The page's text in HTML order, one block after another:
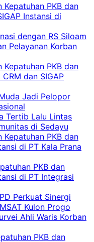
PKB dan
Instansi di
dengan RS Siloam
Pelayanan Korban
PKB dan
dan SIGAP
Jadi Pelopor
Tertib Lalu Lintas
di Sedayu
PKB dan
di PT Kala Prana
PKB dan
di PT Integrasi
Perkuat Sinergi
Kulon Progo
Ahli Waris Korban
PKB dan